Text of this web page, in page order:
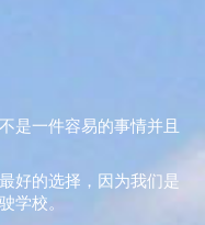
是一件容易的事情并且
好的选择，因为我们是
学校。